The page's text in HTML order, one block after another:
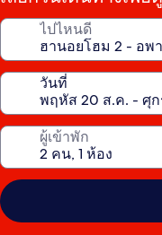
ไปไหนดี
วันที่
ผู้เข้าพัก